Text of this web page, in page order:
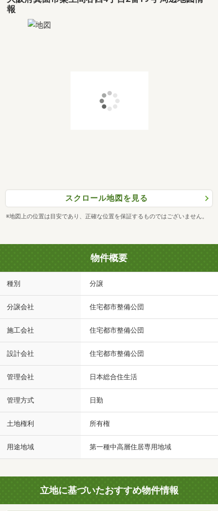
報
スクロール地図を見る
※地図上の位置は目安であり、正確な位置を保証するものではございません。
物件概要
種別 分譲
分譲会社 住宅都市整備公団
施工会社 住宅都市整備公団
設計会社 住宅都市整備公団
管理会社 日本総合住生活
管理方式 日勤
土地権利 所有権
用途地域 第一種中高層住居専用地域
立地に基づいたおすすめ物件情報